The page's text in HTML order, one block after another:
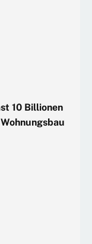
10 Billionen